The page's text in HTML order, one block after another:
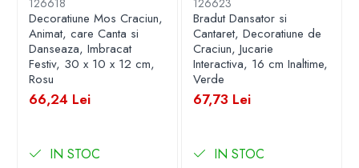
combinație de materiale de calitate, precum plastic, vinil,
catifea și plus, care îi confera un aspect detaliat și placut.
Caracteristici Cheie:
Design Festiv:
126618
Decoratiune Mos Craciun,
Animat, care Canta si
Danseaza, Imbracat
Festiv, 30 x 10 x 12 cm,
Rosu
66,24 Lei
IN STOC
126623
Bradut Dansator si
Cantaret, Decoratiune de
Craciun, Jucarie
Interactiva, 16 cm Inaltime,
Verde
67,73 Lei
IN STOC